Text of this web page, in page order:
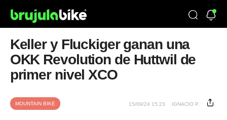
Keller y Fluckiger ganan una
OKK Revolution de Huttwil de
primer nivel XCO
MOUNTAIN BIKE 15/09/24 15:23 IGNACIO P.